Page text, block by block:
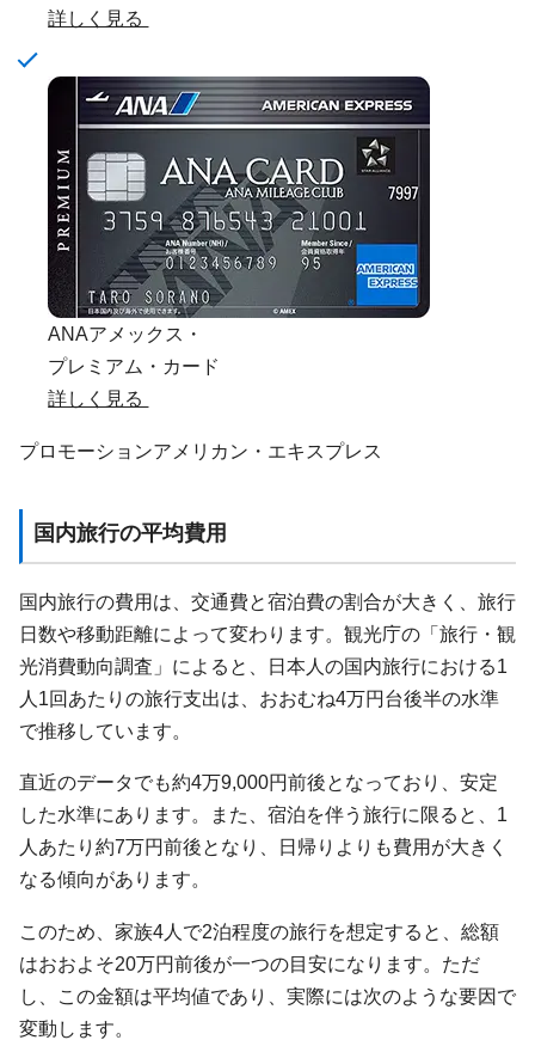
詳しく見る
ANAアメックス・
プレミアム・カード
詳しく見る
プロモーションアメリカン・エキスプレス
国内旅行の平均費用
国内旅行の費用は、交通費と宿泊費の割合が大きく、旅行
日数や移動距離によって変わります。観光庁の「旅行・観
光消費動向調査」によると、日本人の国内旅行における1
人1回あたりの旅行支出は、おおむね4万円台後半の水準
で推移しています。
直近のデータでも約4万9,000円前後となっており、安定
した水準にあります。また、宿泊を伴う旅行に限ると、1
人あたり約7万円前後となり、日帰りよりも費用が大きく
なる傾向があります。
このため、家族4人で2泊程度の旅行を想定すると、総額
はおおよそ20万円前後が一つの目安になります。ただ
し、この金額は平均値であり、実際には次のような要因で
変動します。